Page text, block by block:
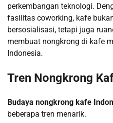
perkembangan teknologi.
fasilitas coworking, kafe
bersosialisasi, tetapi juga
membuat nongkrong di kafe
Indonesia.
Tren Nongkrong
Budaya nongkrong kafe
beberapa tren menarik.